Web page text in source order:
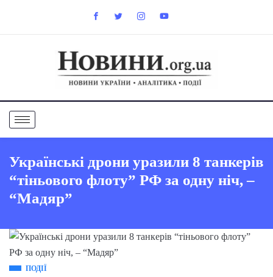
Українські дрони уразили 8 танкерів
“тіньового флоту” РФ за одну ніч, –
“Мадяр”
ПОДІЇ